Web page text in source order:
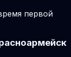
первой